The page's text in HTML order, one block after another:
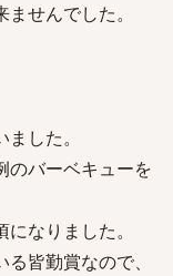
せんでした。
した。
のバーベキューを
なりました。
皆勤賞なので、